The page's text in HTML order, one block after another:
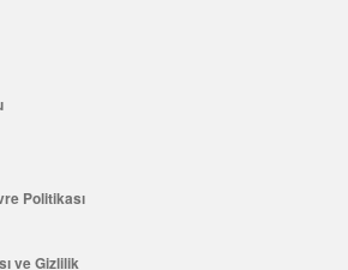
Politikası
ve Gizlilik